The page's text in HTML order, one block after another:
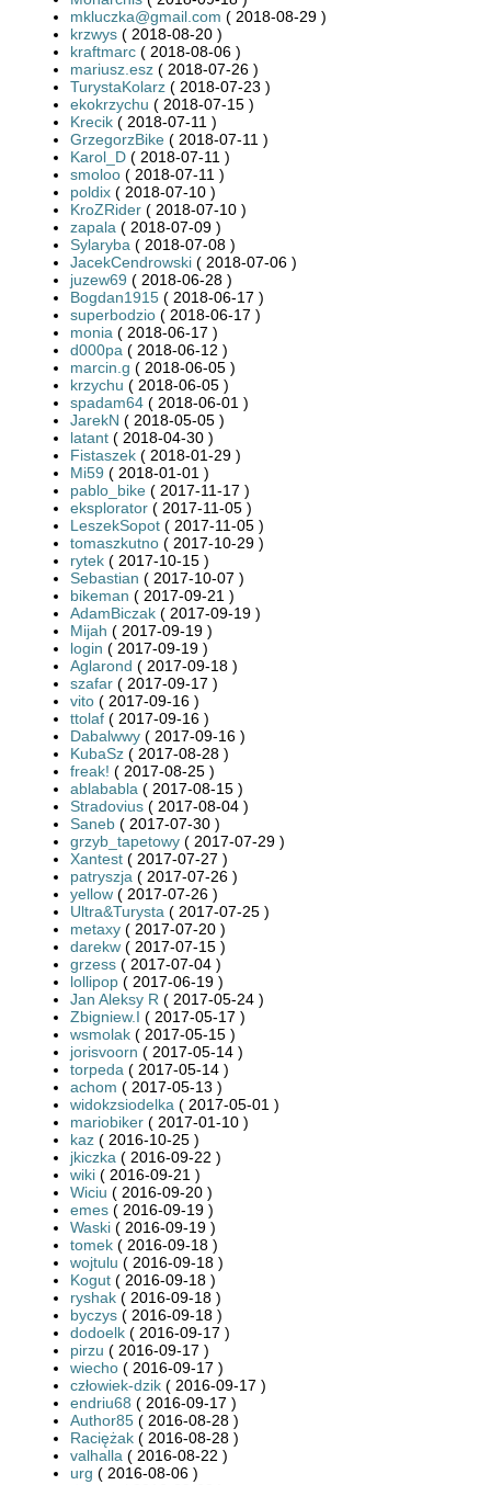
mkluczka@gmail.com ( 2018-08-29 )
krzwys ( 2018-08-20 )
kraftmarc ( 2018-08-06 )
mariusz.esz ( 2018-07-26 )
TurystaKolarz ( 2018-07-23 )
ekokrzychu ( 2018-07-15 )
Krecik ( 2018-07-11 )
GrzegorzBike ( 2018-07-11 )
Karol_D ( 2018-07-11 )
smoloo ( 2018-07-11 )
poldix ( 2018-07-10 )
KroZRider ( 2018-07-10 )
zapala ( 2018-07-09 )
Sylaryba ( 2018-07-08 )
JacekCendrowski ( 2018-07-06 )
juzew69 ( 2018-06-28 )
Bogdan1915 ( 2018-06-17 )
superbodzio ( 2018-06-17 )
monia ( 2018-06-17 )
d000pa ( 2018-06-12 )
marcin.g ( 2018-06-05 )
krzychu ( 2018-06-05 )
spadam64 ( 2018-06-01 )
JarekN ( 2018-05-05 )
latant ( 2018-04-30 )
Fistaszek ( 2018-01-29 )
Mi59 ( 2018-01-01 )
pablo_bike ( 2017-11-17 )
eksplorator ( 2017-11-05 )
LeszekSopot ( 2017-11-05 )
tomaszkutno ( 2017-10-29 )
rytek ( 2017-10-15 )
Sebastian ( 2017-10-07 )
bikeman ( 2017-09-21 )
AdamBiczak ( 2017-09-19 )
Mijah ( 2017-09-19 )
login ( 2017-09-19 )
Aglarond ( 2017-09-18 )
szafar ( 2017-09-17 )
vito ( 2017-09-16 )
ttolaf ( 2017-09-16 )
Dabalwwy ( 2017-09-16 )
KubaSz ( 2017-08-28 )
freak! ( 2017-08-25 )
ablababla ( 2017-08-15 )
Stradovius ( 2017-08-04 )
Saneb ( 2017-07-30 )
grzyb_tapetowy ( 2017-07-29 )
Xantest ( 2017-07-27 )
patryszja ( 2017-07-26 )
yellow ( 2017-07-26 )
Ultra&Turysta ( 2017-07-25 )
metaxy ( 2017-07-20 )
darekw ( 2017-07-15 )
grzess ( 2017-07-04 )
lollipop ( 2017-06-19 )
Jan Aleksy R ( 2017-05-24 )
Zbigniew.I ( 2017-05-17 )
wsmolak ( 2017-05-15 )
jorisvoorn ( 2017-05-14 )
torpeda ( 2017-05-14 )
achom ( 2017-05-13 )
widokzsiodelka ( 2017-05-01 )
mariobiker ( 2017-01-10 )
kaz ( 2016-10-25 )
jkiczka ( 2016-09-22 )
wiki ( 2016-09-21 )
Wiciu ( 2016-09-20 )
emes ( 2016-09-19 )
Waski ( 2016-09-19 )
tomek ( 2016-09-18 )
wojtulu ( 2016-09-18 )
Kogut ( 2016-09-18 )
ryshak ( 2016-09-18 )
byczys ( 2016-09-18 )
dodoelk ( 2016-09-17 )
pirzu ( 2016-09-17 )
wiecho ( 2016-09-17 )
człowiek-dzik ( 2016-09-17 )
endriu68 ( 2016-09-17 )
Author85 ( 2016-08-28 )
Raciężak ( 2016-08-28 )
valhalla ( 2016-08-22 )
urg ( 2016-08-06 )